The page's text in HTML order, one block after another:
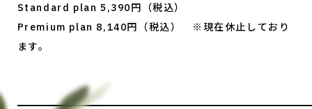
Standard plan 5,390円（税込）
Premium plan 8,140円（税込） ※現在休止しており
ます。